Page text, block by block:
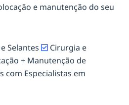
e manutenção do seu
Selantes
Cirurgia e
+ Manutenção de
com Especialistas em